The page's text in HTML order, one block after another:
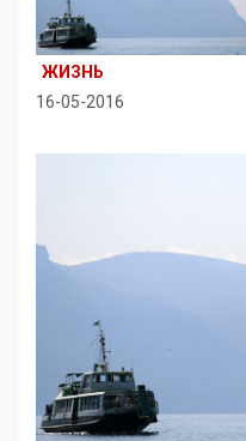
ЖИЗНЬ
16-05-2016